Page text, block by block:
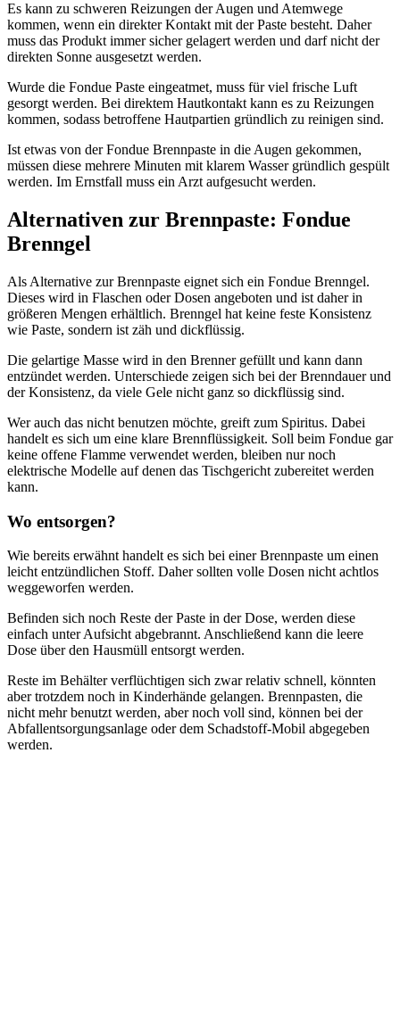
Es kann zu schweren Reizungen der Augen und Atemwege
kommen, wenn ein direkter Kontakt mit der Paste besteht. Daher
muss das Produkt immer sicher gelagert werden und darf nicht der
direkten Sonne ausgesetzt werden.
Wurde die Fondue Paste eingeatmet, muss für viel frische Luft
gesorgt werden. Bei direktem Hautkontakt kann es zu Reizungen
kommen, sodass betroffene Hautpartien gründlich zu reinigen sind.
Ist etwas von der Fondue Brennpaste in die Augen gekommen,
müssen diese mehrere Minuten mit klarem Wasser gründlich gespült
werden. Im Ernstfall muss ein Arzt aufgesucht werden.
Alternativen zur Brennpaste: Fondue
Brenngel
Als Alternative zur Brennpaste eignet sich ein Fondue Brenngel.
Dieses wird in Flaschen oder Dosen angeboten und ist daher in
größeren Mengen erhältlich. Brenngel hat keine feste Konsistenz
wie Paste, sondern ist zäh und dickflüssig.
Die gelartige Masse wird in den Brenner gefüllt und kann dann
entzündet werden. Unterschiede zeigen sich bei der Brenndauer und
der Konsistenz, da viele Gele nicht ganz so dickflüssig sind.
Wer auch das nicht benutzen möchte, greift zum Spiritus. Dabei
handelt es sich um eine klare Brennflüssigkeit. Soll beim Fondue gar
keine offene Flamme verwendet werden, bleiben nur noch
elektrische Modelle auf denen das Tischgericht zubereitet werden
kann.
Wo entsorgen?
Wie bereits erwähnt handelt es sich bei einer Brennpaste um einen
leicht entzündlichen Stoff. Daher sollten volle Dosen nicht achtlos
weggeworfen werden.
Befinden sich noch Reste der Paste in der Dose, werden diese
einfach unter Aufsicht abgebrannt. Anschließend kann die leere
Dose über den Hausmüll entsorgt werden.
Reste im Behälter verflüchtigen sich zwar relativ schnell, könnten
aber trotzdem noch in Kinderhände gelangen. Brennpasten, die
nicht mehr benutzt werden, aber noch voll sind, können bei der
Abfallentsorgungsanlage oder dem Schadstoff-Mobil abgegeben
werden.